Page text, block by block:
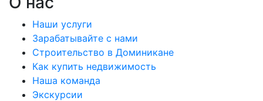
Наши услуги
Зарабатывайте с нами
Строительство в Доминикане
Как купить недвижимость
Наша команда
Экскурсии